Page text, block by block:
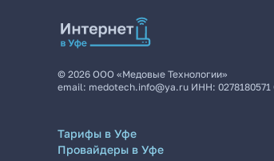
© 2026 ООО «Медовые Технологии»
email: medotech.info@ya.ru ИНН: 0278180571
Тарифы в Уфе
Провайдеры в Уфе